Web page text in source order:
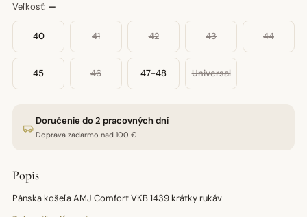
Veľkosť: —
40 41 42 43 44
45 46 47-48 Universal
Doručenie do 2 pracovných dní
Doprava zadarmo nad 100 €
Popis
Pánska košeľa AMJ Comfort VKB 1439 krátky rukáv